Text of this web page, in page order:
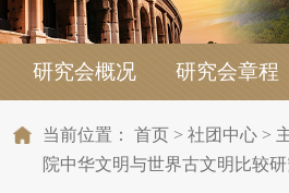
研究会概况 研究会章程
当前位置： 首页> 社团中心>
院中华文明与世界古文明比较